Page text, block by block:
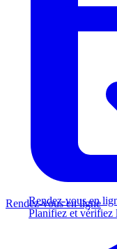
Rendez-vous en
Planifiez et vérifiez
Rendez-vous en ligne